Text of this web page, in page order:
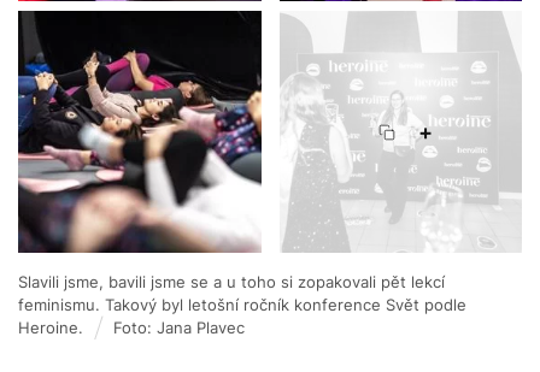
+
Slavili jsme, bavili jsme se a u toho si zopakovali pět lekcí
feminismu. Takový byl letošní ročník konference Svět podle
Heroine.
Foto: Jana Plavec